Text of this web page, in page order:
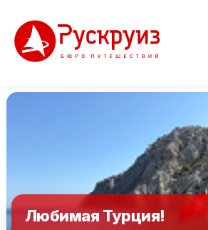
Любимая Турция!